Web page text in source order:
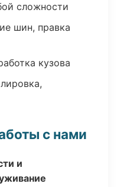
сложности
шин, правка
кузова
с нами
и